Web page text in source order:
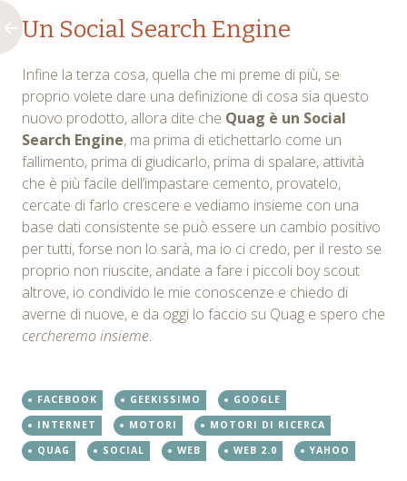
Un Social Search Engine
Infine la terza cosa, quella che mi preme di più, se
proprio volete dare una definizione di cosa sia questo
nuovo prodotto, allora dite che Quag è un Social
Search Engine, ma prima di etichettarlo come un
fallimento, prima di giudicarlo, prima di spalare, attività
che è più facile dell’impastare cemento, provatelo,
cercate di farlo crescere e vediamo insieme con una
base dati consistente se può essere un cambio positivo
per tutti, forse non lo sarà, ma io ci credo, per il resto se
proprio non riuscite, andate a fare i piccoli boy scout
altrove, io condivido le mie conoscenze e chiedo di
averne di nuove, e da oggi lo faccio su Quag e spero che
cercheremo insieme.
FACEBOOK GEEKISSIMO
GOOGLE
INTERNET
MOTORI
MOTORI DI RICERCA
QUAG
SOCIAL WEB WEB 2.0 YAHOO